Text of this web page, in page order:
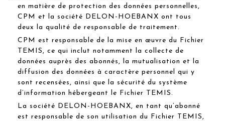
en matière de protection des données personnelles,
CPM et la société DELON-HOEBANX ont tous
deux la qualité de responsable de traitement.
CPM est responsable de la mise en œuvre du Fichier
TEMIS, ce qui inclut notamment la collecte de
données auprès des abonnés, la mutualisation et la
diffusion des données à caractère personnel qui y
sont recensées, ainsi que la sécurité du système
d’information hébergeant le Fichier TEMIS.
La société DELON-HOEBANX, en tant qu’abonné
est responsable de son utilisation du Fichier TEMIS,